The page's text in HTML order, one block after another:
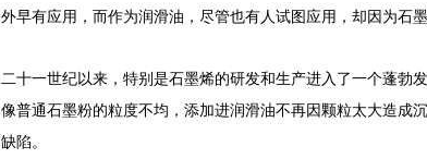
外早有应用，而作为润滑油，尽管也有人试图应用，却因为石
二十一世纪以来，特别是石墨烯的研发和生产进入了一个蓬勃
像普通石墨粉的粒度不均，添加进润滑油不再因颗粒太大造成
缺陷。